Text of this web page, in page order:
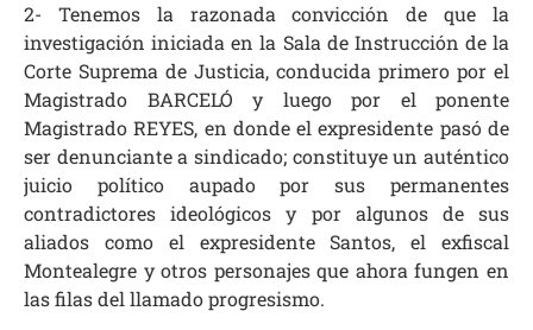
2- Tenemos la razonada convicción de que la
investigación iniciada en la Sala de Instrucción de la
Corte Suprema de Justicia, conducida primero por el
Magistrado BARCELÓ y luego por el ponente
Magistrado REYES, en donde el expresidente pasó de
ser denunciante a sindicado; constituye un auténtico
juicio político aupado por sus permanentes
contradictores ideológicos y por algunos de sus
aliados como el expresidente Santos, el exfiscal
Montealegre y otros personajes que ahora fungen en
las filas del llamado progresismo.